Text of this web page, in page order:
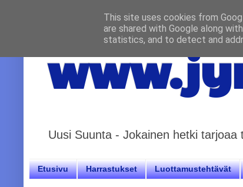
Uusi Suunta - Jokainen hetki tarjoaa
Etusivu Harrastukset Luottamustehtävät
This site uses cookies from
are shared with Google along
statistics, and to detect and